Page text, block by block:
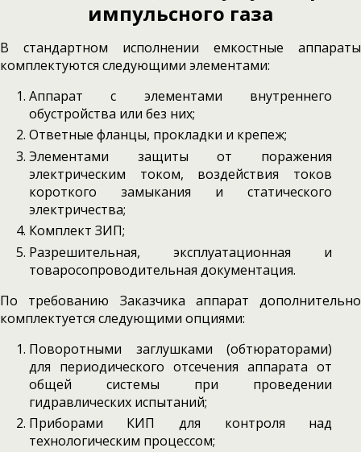
импульсного газа
В стандартном исполнении емкостные аппараты
комплектуются следующими элементами:
Аппарат с элементами внутреннего
обустройства или без них;
Ответные фланцы, прокладки и крепеж;
Элементами защиты от поражения
электрическим током, воздействия токов
короткого замыкания и статического
электричества;
Комплект ЗИП;
Разрешительная, эксплуатационная и
товаросопроводительная документация.
По требованию Заказчика аппарат дополнительно
комплектуется следующими опциями:
Поворотными заглушками (обтюраторами)
для периодического отсечения аппарата от
общей системы при проведении
гидравлических испытаний;
Приборами КИП для контроля над
технологическим процессом;